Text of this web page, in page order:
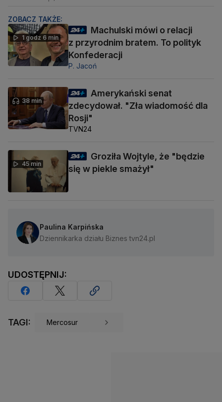
ZOBACZ TAKŻE:
1 godz 6 min
Machulski mówi o relacji
z przyrodnim bratem. To polityk
Konfederacji
P. Jacoń
38 min
Amerykański senat
zdecydował. "Zła wiadomość dla
Rosji"
TVN24
45 min
Groziła Wojtyle, że "będzie
się w piekle smażył"
Paulina Karpińska
Dziennikarka działu Biznes tvn24.pl
UDOSTĘPNIJ:
TAGI: Mercosur